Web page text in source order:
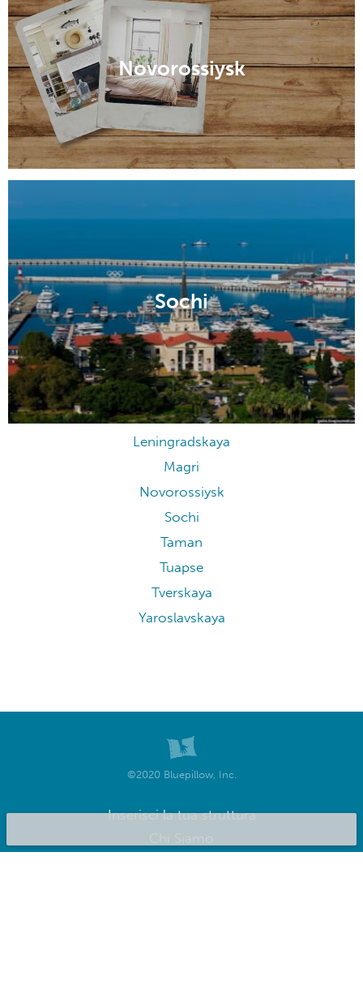
Novorossiysk
Sochi
Leningradskaya
Magri
Novorossiysk
Sochi
Taman
Tuapse
Tverskaya
Yaroslavskaya
©2020 Bluepillow, Inc.
Inserisci la tua struttura
Chi Siamo